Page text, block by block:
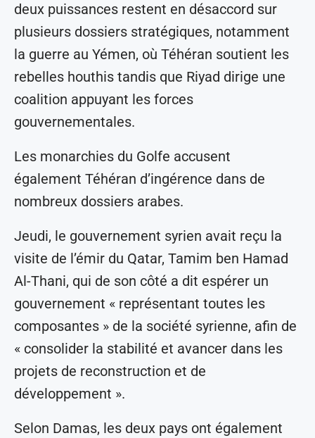
deux puissances restent en désaccord sur
plusieurs dossiers stratégiques, notamment
la guerre au Yémen, où Téhéran soutient les
rebelles houthis tandis que Riyad dirige une
coalition appuyant les forces
gouvernementales.
Les monarchies du Golfe accusent
également Téhéran d’ingérence dans de
nombreux dossiers arabes.
Jeudi, le gouvernement syrien avait reçu la
visite de l’émir du Qatar, Tamim ben Hamad
Al-Thani, qui de son côté a dit espérer un
gouvernement « représentant toutes les
composantes » de la société syrienne, afin de
« consolider la stabilité et avancer dans les
projets de reconstruction et de
développement ».
Selon Damas, les deux pays ont également